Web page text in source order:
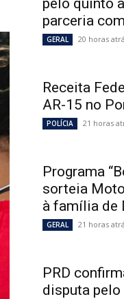
pelo quinto
parceria
GERAL 20 horas
Receita
AR-15 no
POLÍCIA 21 horas
Programa
sorteia
à família de
GERAL 21 horas
PRD
disputa pelo